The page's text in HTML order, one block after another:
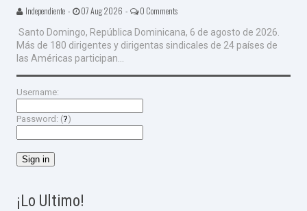
Independiente - 07 Aug 2026 - 0 Comments
Santo Domingo, República Dominicana, 6 de agosto de 2026.
Más de 180 dirigentes y dirigentas sindicales de 24 países de
las Américas participan...
Username:
Password: (?)
¡Lo Ultimo!